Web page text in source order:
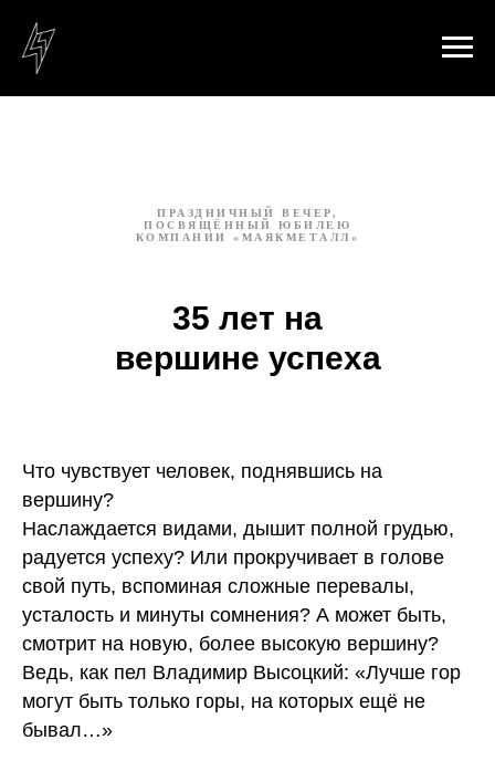
ПРАЗДНИЧНЫЙ ВЕЧЕР,
ПОСВЯЩЁННЫЙ ЮБИЛЕЮ
КОМПАНИИ «МАЯКМЕТАЛЛ»
35 лет на
вершине успеха
Что чувствует человек, поднявшись на
вершину?
Наслаждается видами, дышит полной грудью,
радуется успеху? Или прокручивает в голове
свой путь, вспоминая сложные перевалы,
усталость и минуты сомнения? А может быть,
смотрит на новую, более высокую вершину?
Ведь, как пел Владимир Высоцкий: «Лучше гор
могут быть только горы, на которых ещё не
бывал…»